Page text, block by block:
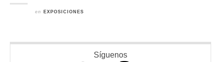
en EXPOSICIONES
Síguenos